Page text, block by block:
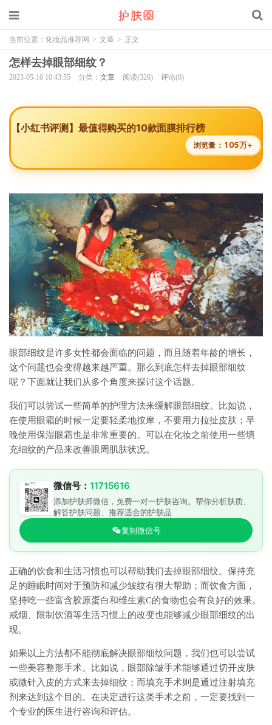
当前位置： 化妆品推荐网 > 文章 > 正文
怎样去掉眼部细纹？
2023-05-10 10:43:55 分类： 文章 阅读(326) 评论(0)
【小红书评测】最值得购买的10款面膜排行榜
浏览量： 105万+
眼部细纹是许多女性都会面临的问题，而且随着年龄的增长，
这个问题也会变得越来越严重。那么到底怎样去掉眼部细纹
呢？下面就让我们从多个角度来探讨这个话题。
我们可以尝试一些简单的护理方法来缓解眼部细纹。比如说，
在使用眼霜的时候一定要轻柔地按摩，不要用力拉扯皮肤；早
晚使用保湿眼霜也是非常重要的。可以在化妆之前使用一些填
充细纹的产品来改善眼周肌肤状况。
微信号： 11715616
添加护肤师微信，免费一对一护肤咨询。帮你分析肤质、
解答护肤问题、推荐适合的护肤品
复制微信号
正确的饮食和生活习惯也可以帮助我们去掉眼部细纹。保持充
足的睡眠时间对于预防和减少皱纹有很大帮助；而饮食方面，
坚持吃一些富含胶原蛋白和维生素C的食物也会有良好的效果。
戒烟、限制饮酒等生活习惯上的改变也能够减少眼部细纹的出
现。
如果以上方法都不能彻底解决眼部细纹问题，我们也可以尝试
一些美容整形手术。比如说，眼部除皱手术能够通过切开皮肤
或微针入皮的方式来去掉细纹；而填充手术则是通过注射填充
剂来达到这个目的。在决定进行这类手术之前，一定要找到一
个专业的医生进行咨询和评估。